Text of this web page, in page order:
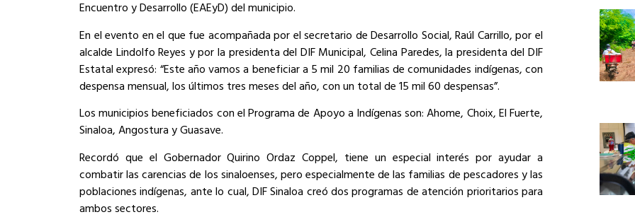
Encuentro y Desarrollo (EAEyD) del municipio.
En el evento en el que fue acompañada por el secretario de Desarrollo Social, Raúl Carrillo, por el
alcalde Lindolfo Reyes y por la presidenta del DIF Municipal, Celina Paredes, la presidenta del DIF
Estatal expresó: “Este año vamos a beneficiar a 5 mil 20 familias de comunidades indígenas, con
despensa mensual, los últimos tres meses del año, con un total de 15 mil 60 despensas”.
Los municipios beneficiados con el Programa de Apoyo a Indígenas son: Ahome, Choix, El Fuerte,
Sinaloa, Angostura y Guasave.
Recordó que el Gobernador Quirino Ordaz Coppel, tiene un especial interés por ayudar a
combatir las carencias de los sinaloenses, pero especialmente de las familias de pescadores y las
poblaciones indígenas, ante lo cual, DIF Sinaloa creó dos programas de atención prioritarios para
ambos sectores.